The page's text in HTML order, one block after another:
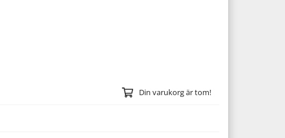
Din varukorg är tom!